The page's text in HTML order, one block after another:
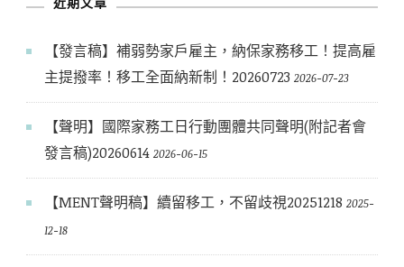
【發言稿】補弱勢家戶雇主，納保家務移工！提高雇
主提撥率！移工全面納新制！20260723 2026-07-23
【聲明】國際家務工日行動團體共同聲明(附記者會
發言稿)20260614 2026-06-15
【MENT聲明稿】續留移工，不留歧視20251218 2025-
12-18